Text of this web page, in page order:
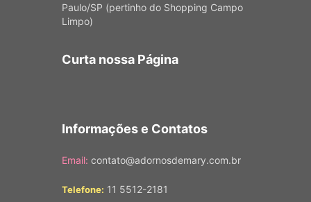
Paulo/SP (pertinho do Shopping Campo
Limpo)
Curta nossa Página
Informações e Contatos
Email: contato@adornosdemary.com.br
Telefone: 11 5512-2181